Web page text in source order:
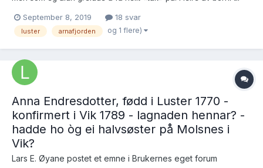
forsvinn frå bygdi i ung alder, og det er ikkje urimeleg å tru dei
kan ha hamna i ytre Sogn eller kanskje i Bergen?...
September 8, 2019 18 svar
luster arnafjorden og 1 flere)
Anna Endresdotter, fødd i Luster 1770 -
konfirmert i Vik 1789 - lagnaden hennar? -
hadde ho òg ei halvsøster på Molsnes i
Vik?
Lars E. Øyane postet et emne i Brukernes eget forum